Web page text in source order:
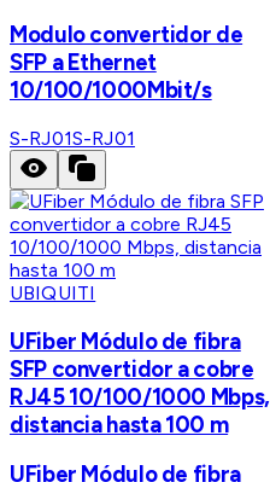
Modulo convertidor de
SFP a Ethernet
10/100/1000Mbit/s
S-RJ01S-RJ01
UBIQUITI
UFiber Módulo de fibra
SFP convertidor a cobre
RJ45 10/100/1000 Mbps,
distancia hasta 100 m
UFiber Módulo de fibra